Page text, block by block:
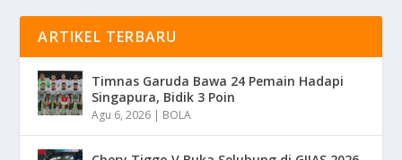
ARTIKEL TERBARU
Timnas Garuda Bawa 24 Pemain Hadapi
Singapura, Bidik 3 Poin
Agu 6, 2026 | BOLA